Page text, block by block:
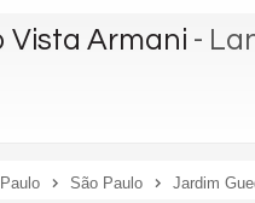
Armani -
São Paulo Jardim